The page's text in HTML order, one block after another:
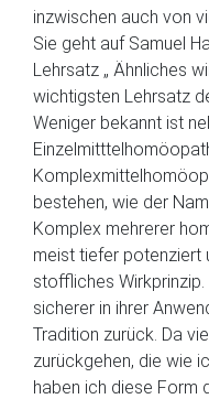
inzwischen auch von
Sie geht auf Samuel
Lehrsatz „ Ähnliches
wichtigsten Lehrsatz
Weniger bekannt ist
bestehen, wie der
Komplex mehrerer
meist tiefer potenziert
stoffliches
sicherer in ihrer
Tradition zurück. Da
zurückgehen, die wie
haben ich diese Form